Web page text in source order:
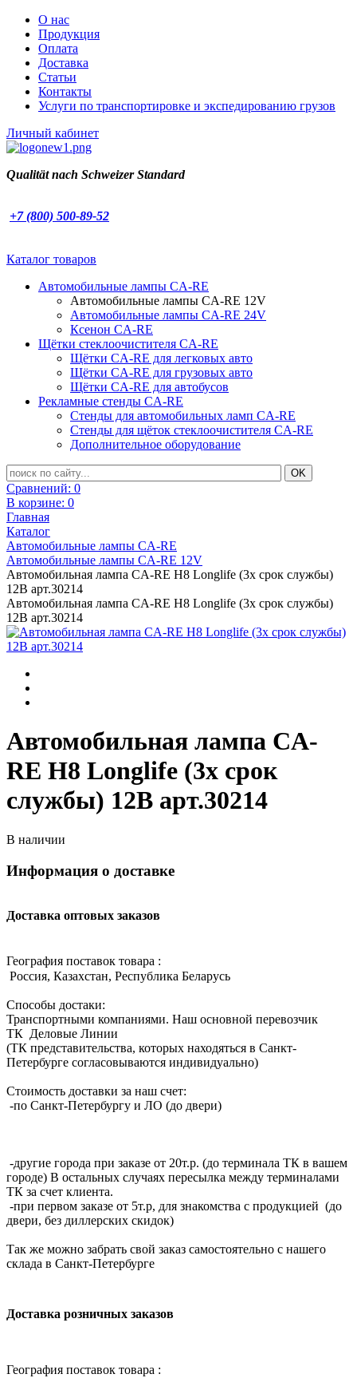
О нас
Продукция
Оплата
Доставка
Статьи
Контакты
Услуги по транспортировке и экспедированию грузов
Личный кабинет
Qualität nach Schweizer Standard
+7 (800) 500-89-52
Каталог товаров
Автомобильные лампы CA-RE
Автомобильные лампы CA-RE 12V
Автомобильные лампы CA-RE 24V
Ксенон CA-RE
Щётки стеклоочистителя CA-RE
Щётки CA-RE для легковых авто
Щётки CA-RE для грузовых авто
Щётки CA-RE для автобусов
Рекламные стенды CA-RE
Стенды для автомобильных ламп CA-RE
Стенды для щёток стеклоочистителя CA-RE
Дополнительное оборудование
Сравнений: 0
В корзине: 0
Главная
Каталог
Автомобильные лампы CA-RE
Автомобильные лампы CA-RE 12V
Автомобильная лампа CA-RE H8 Longlife (3x срок службы)
12В арт.30214
Автомобильная лампа CA-RE H8 Longlife (3x срок службы)
12В арт.30214
Автомобильная лампа CA-
RE H8 Longlife (3x срок
службы) 12В арт.30214
В наличии
Информация о доставке
Доставка оптовых заказов
География поставок товара :
Россия, Казахстан, Республика Беларусь
Способы достаки:
Транспортными компаниями. Наш основной перевозчик
ТК Деловые Линии
(ТК представительства, которых находяться в Санкт-
Петербурге согласовываются индивидуально)
Стоимость доставки за наш счет:
-по Санкт-Петербургу и ЛО (до двери)
-другие города при заказе от 20т.р. (до терминала ТК в вашем
городе) В остальных случаях пересылка между терминалами
ТК за счет клиента.
-при первом заказе от 5т.р, для знакомства с продукцией (до
двери, без диллерских скидок)
Так же можно забрать свой заказ самостоятельно с нашего
склада в Санкт-Петербурге
Доставка розничных заказов
География поставок товара :